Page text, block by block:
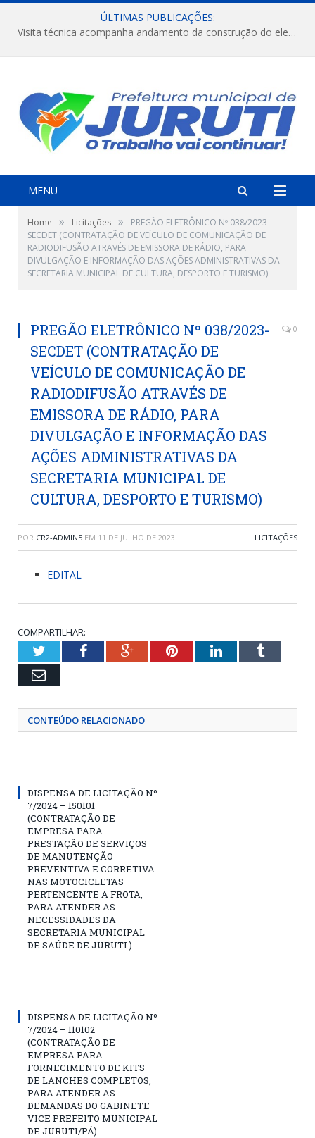
ÚLTIMAS PUBLICAÇÕES:
Visita técnica acompanha andamento da construção do elevado na comunidade Diamantino, região do Miri.
MENU
Home » Licitações »
PREGÃO ELETRÔNICO Nº 038/2023-
SECDET (CONTRATAÇÃO DE VEÍCULO DE COMUNICAÇÃO DE
RADIODIFUSÃO ATRAVÉS DE EMISSORA DE RÁDIO, PARA
DIVULGAÇÃO E INFORMAÇÃO DAS AÇÕES ADMINISTRATIVAS DA
SECRETARIA MUNICIPAL DE CULTURA, DESPORTO E TURISMO)
PREGÃO ELETRÔNICO Nº 038/2023-
SECDET (CONTRATAÇÃO DE
VEÍCULO DE COMUNICAÇÃO DE
RADIODIFUSÃO ATRAVÉS DE
EMISSORA DE RÁDIO, PARA
DIVULGAÇÃO E INFORMAÇÃO DAS
AÇÕES ADMINISTRATIVAS DA
SECRETARIA MUNICIPAL DE
CULTURA, DESPORTO E TURISMO)
0
POR CR2-ADMIN5 EM 11 DE JULHO DE 2023 LICITAÇÕES
EDITAL
COMPARTILHAR:
TwitterFacebookGoogle+PinterestLinkedInTumblr
Email
CONTEÚDO RELACIONADO
DISPENSA DE LICITAÇÃO Nº
7/2024 – 150101
(CONTRATAÇÃO DE
EMPRESA PARA
PRESTAÇÃO DE SERVIÇOS
DE MANUTENÇÃO
PREVENTIVA E CORRETIVA
NAS MOTOCICLETAS
PERTENCENTE A FROTA,
PARA ATENDER AS
NECESSIDADES DA
SECRETARIA MUNICIPAL
DE SAÚDE DE JURUTI.)
DISPENSA DE LICITAÇÃO Nº
7/2024 – 110102
(CONTRATAÇÃO DE
EMPRESA PARA
FORNECIMENTO DE KITS
DE LANCHES COMPLETOS,
PARA ATENDER AS
DEMANDAS DO GABINETE
VICE PREFEITO MUNICIPAL
DE JURUTI/PÁ)